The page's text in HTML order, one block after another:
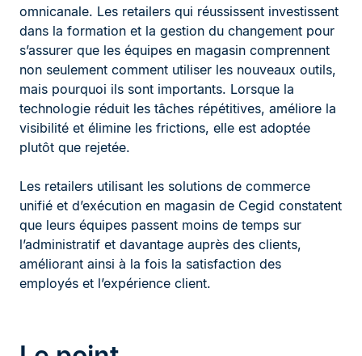
omnicanale. Les retailers qui réussissent investissent
dans la formation et la gestion du changement pour
s’assurer que les équipes en magasin comprennent
non seulement comment utiliser les nouveaux outils,
mais pourquoi ils sont importants. Lorsque la
technologie réduit les tâches répétitives, améliore la
visibilité et élimine les frictions, elle est adoptée
plutôt que rejetée.
Les retailers utilisant les solutions de commerce
unifié et d’exécution en magasin de Cegid constatent
que leurs équipes passent moins de temps sur
l’administratif et davantage auprès des clients,
améliorant ainsi à la fois la satisfaction des
employés et l’expérience client.